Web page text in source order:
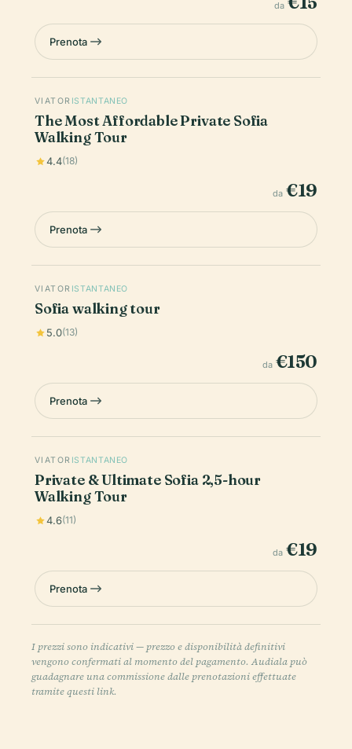
da
Prenota
VIATOR ISTANTANEO
The Most Affordable Private Sofia
Walking Tour
4.4(18)
da €19
Prenota
VIATOR ISTANTANEO
Sofia walking tour
5.0(13)
da €150
Prenota
VIATOR ISTANTANEO
Private & Ultimate Sofia 2,5-hour
Walking Tour
4.6(11)
da €19
Prenota
I prezzi sono indicativi — prezzo e disponibilità definitivi
vengono confermati al momento del pagamento. Audiala può
guadagnare una commissione dalle prenotazioni effettuate
tramite questi link.